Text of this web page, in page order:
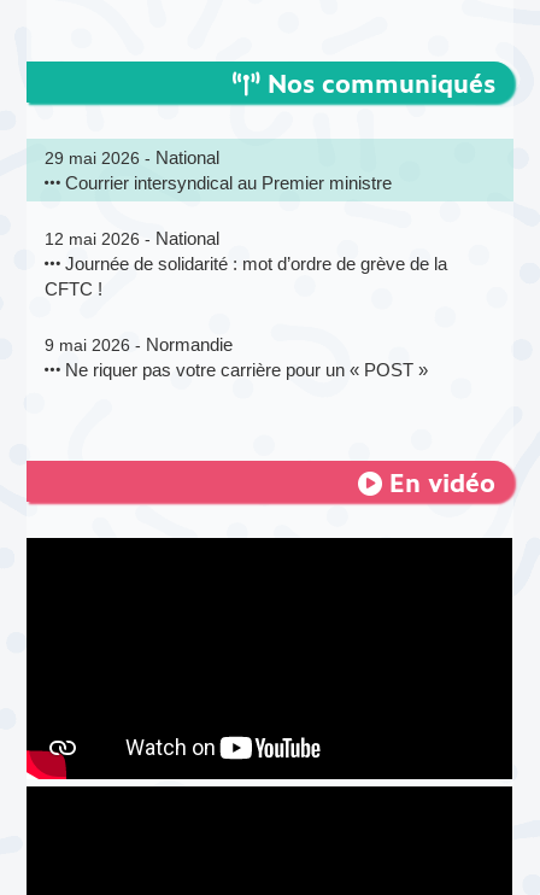
Nos communiqués
29 mai 2026 - National
Courrier intersyndical au Premier ministre
12 mai 2026 - National
Journée de solidarité : mot d’ordre de grève de la
CFTC !
9 mai 2026 - Normandie
Ne riquer pas votre carrière pour un « POST »
En vidéo